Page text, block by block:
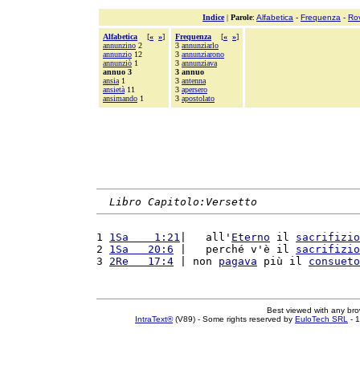
Indice| Parole: Alfabetica - Frequenza -
Alfabetica [« »]
annunzino 2
annunzio 12
annunziò 1
annuo 3
ansia 1
ansietà 11
ansimando 1
Frequenza [« »]
3 annunziarlo
3 annunziarono
3 annunziava
3 annuo
3 antenna
3 apersero
3 apostolato
Libro Capitolo:Versetto
1 1Sa    1:21 |   all' Eterno il sacrifizio
2 1Sa   20:6 |   perché v'è il sacrifizio
3 2Re   17:4 | non pagava più il consueto
Best viewed with any
IntraText®(V89) - Some rights reserved by EuloTech SRL -